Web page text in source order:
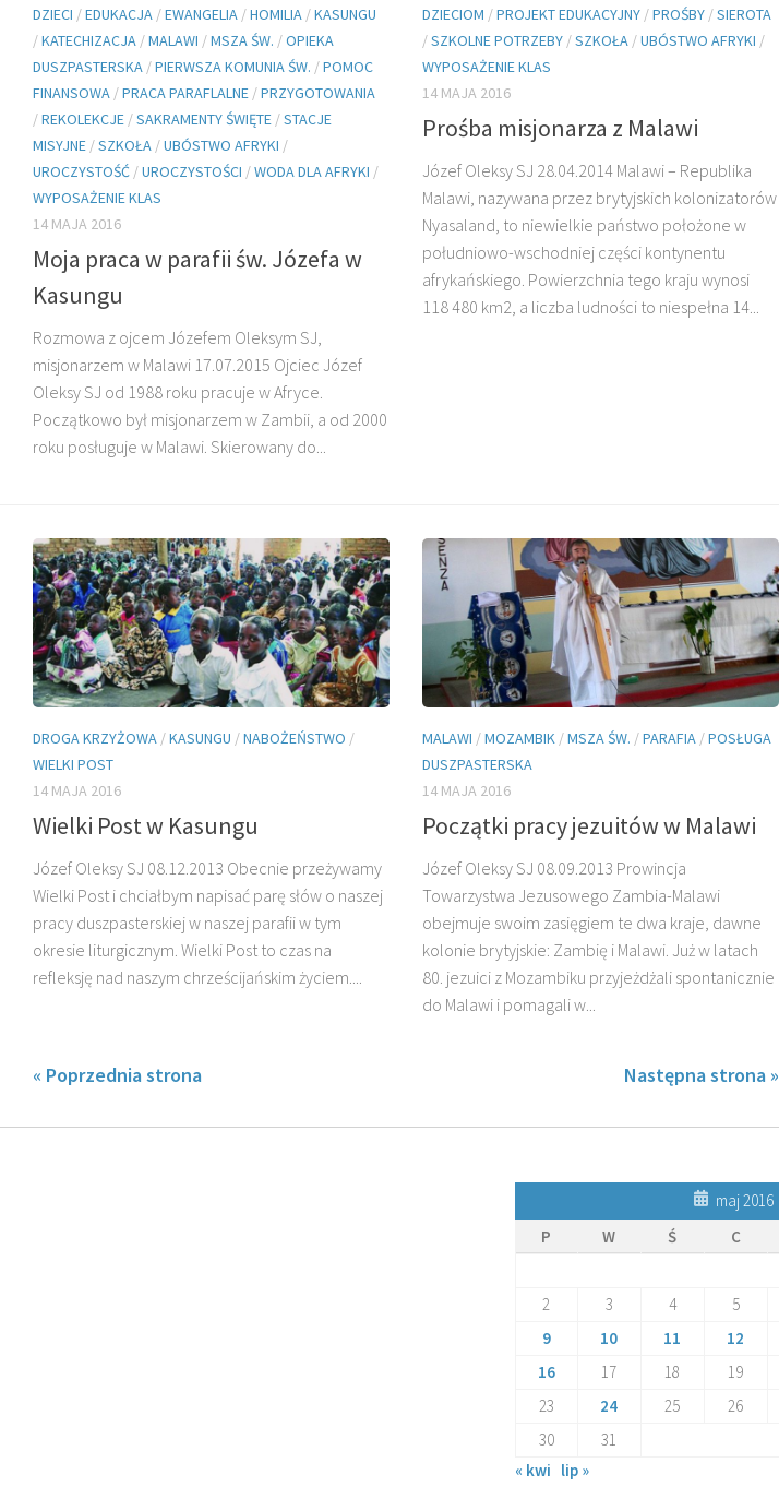
DZIECI /EDUKACJA /EWANGELIA /HOMILIA /KASUNGU
/KATECHIZACJA /MALAWI /MSZA ŚW. /OPIEKA
DUSZPASTERSKA /PIERWSZA KOMUNIA ŚW. /POMOC
FINANSOWA /PRACA PARAFLALNE /PRZYGOTOWANIA
/REKOLEKCJE /SAKRAMENTY ŚWIĘTE /STACJE
MISYJNE /SZKOŁA /UBÓSTWO AFRYKI /
UROCZYSTOŚĆ /UROCZYSTOŚCI /WODA DLA AFRYKI /
WYPOSAŻENIE KLAS
14 MAJA 2016
Moja praca w parafii św. Józefa w
Kasungu
Rozmowa z ojcem Józefem Oleksym SJ,
misjonarzem w Malawi 17.07.2015 Ojciec Józef
Oleksy SJ od 1988 roku pracuje w Afryce.
Początkowo był misjonarzem w Zambii, a od 2000
roku posługuje w Malawi. Skierowany do...
DZIECIOM /PROJEKT EDUKACYJNY /PROŚBY /SIEROTA
/SZKOLNE POTRZEBY /SZKOŁA /UBÓSTWO AFRYKI /
WYPOSAŻENIE KLAS
14 MAJA 2016
Prośba misjonarza z Malawi
Józef Oleksy SJ 28.04.2014 Malawi – Republika
Malawi, nazywana przez brytyjskich kolonizatorów
Nyasaland, to niewielkie państwo położone w
południowo-wschodniej części kontynentu
afrykańskiego. Powierzchnia tego kraju wynosi
118 480 km2, a liczba ludności to niespełna 14...
DROGA KRZYŻOWA /KASUNGU /NABOŻEŃSTWO /
WIELKI POST
14 MAJA 2016
Wielki Post w Kasungu
Józef Oleksy SJ 08.12.2013 Obecnie przeżywamy
Wielki Post i chciałbym na­pisać parę słów o naszej
pracy duszpasterskiej w na­szej parafii w tym
okresie liturgicznym. Wielki Post to czas na
refleksję nad naszym chrześcijańskim ży­ciem....
MALAWI /MOZAMBIK /MSZA ŚW. /PARAFIA /POSŁUGA
DUSZPASTERSKA
14 MAJA 2016
Początki pracy jezuitów w Malawi
Józef Oleksy SJ 08.09.2013 Prowincja
Towarzystwa Jezusowego Zambia-Malawi
obejmuje swoim zasięgiem te dwa kraje, dawne
kolonie brytyjskie: Zambię i Malawi. Już w latach
80. jezuici z Mozambiku przyjeż­dżali spontanicznie
do Malawi i pomagali w...
« Poprzednia strona Następna strona »
O. HENRYK
O. GERARD KARAS SJ
O. TADEUSZ
KASPERCZYK SJ
LEŚNIARA SJ
maj 2016
P
W Ś C
2
3 4 5
9
10 11 12
16
17 18 19
23
24 25 26
30
31
« kwi lip »